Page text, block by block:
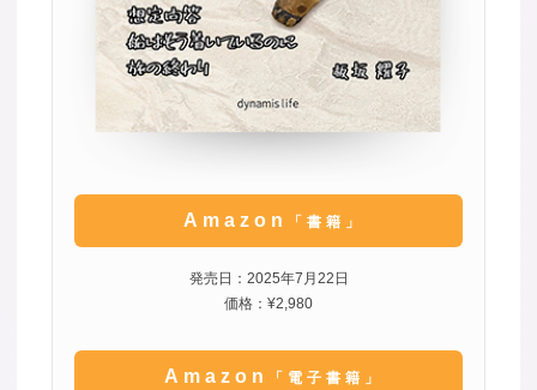
Amazon 「書籍」
発売日：2025年7月22日
価格：¥2,980
Amazon 「電子書籍」